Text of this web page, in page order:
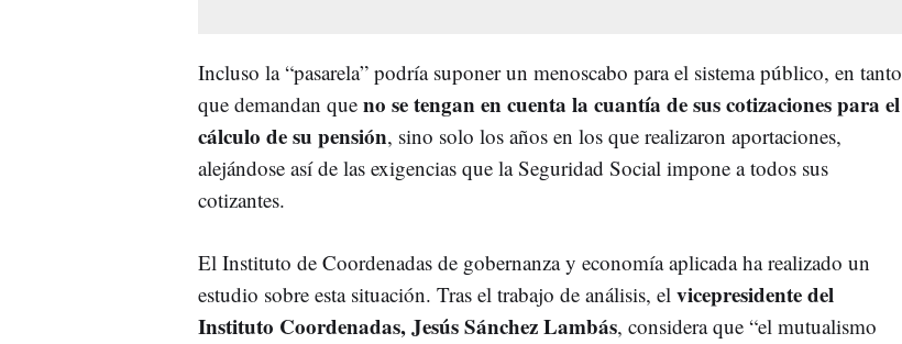
Incluso la “pasarela” podría suponer un menoscabo para el sistema público, en tanto
que demandan que no se tengan en cuenta la cuantía de sus cotizaciones para el
cálculo de su pensión, sino solo los años en los que realizaron aportaciones,
alejándose así de las exigencias que la Seguridad Social impone a todos sus
cotizantes.
El Instituto de Coordenadas de gobernanza y economía aplicada ha realizado un
estudio sobre esta situación. Tras el trabajo de análisis, el vicepresidente del
Instituto Coordenadas, Jesús Sánchez Lambás, considera que “el mutualismo